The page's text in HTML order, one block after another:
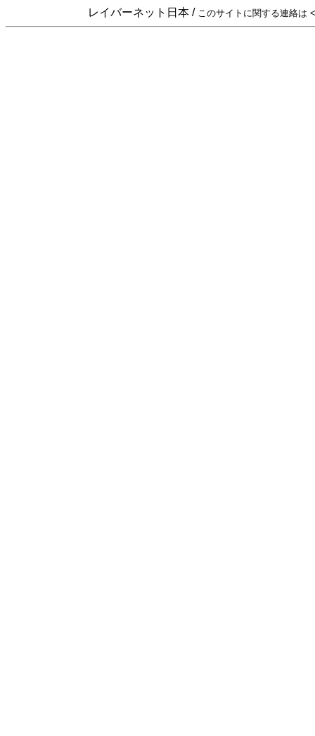
レイバーネット日本 / このサイトに関する連絡は